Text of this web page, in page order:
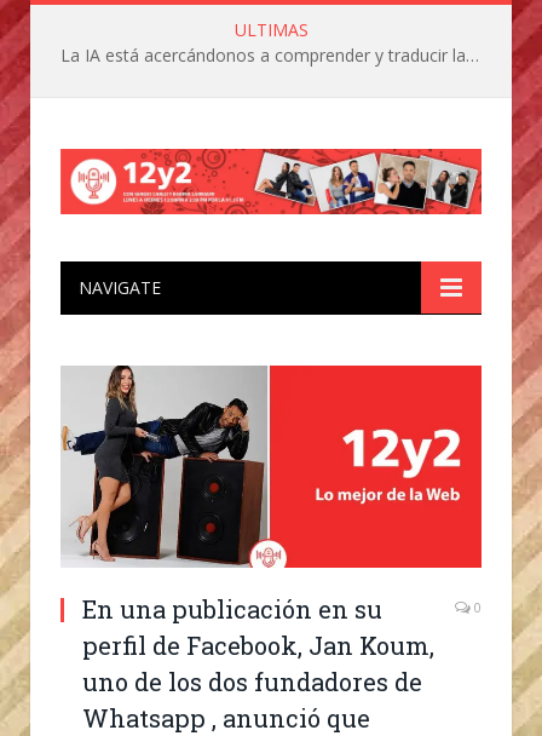
ULTIMAS
La IA está acercándonos a comprender y traducir las vocalizaciones y comportamientos de nuestras mascotas
NAVIGATE
En una publicación en su
perfil de Facebook, Jan Koum,
uno de los dos fundadores de
Whatsapp , anunció que
0